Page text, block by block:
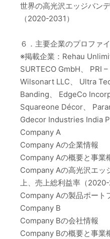
世界の高光沢エッジバン
（2020-2031）
６．主要企業のプロファ
※掲載企業：Rehau
SURTECO GmbH、 PRI
Wilsonart LLC、 Ultra
Banding、 EdgeCo
Squareone Décor、
Gdecor Industries India
Company A
Company Aの企業情報
Company Aの概要と事業
Company Aの高光沢エッ
上、売上総利益率（2020-
Company Aの製品ポート
Company B
Company Bの会社情報
Company Bの概要と事業